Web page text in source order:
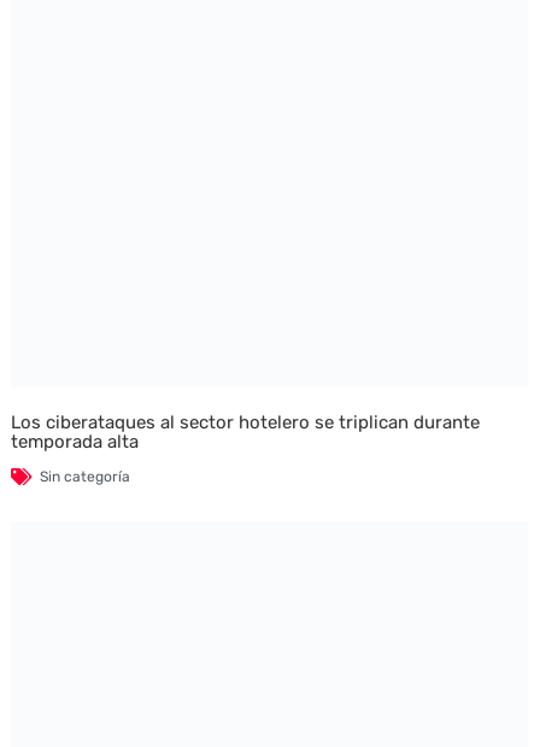
Los ciberataques al sector hotelero se triplican durante
temporada alta
Sin categoría